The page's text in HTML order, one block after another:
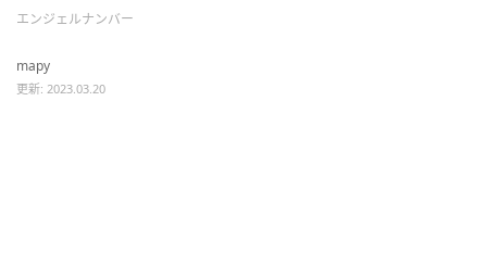
エンジェルナンバー
mapy
更新: 2023.03.20